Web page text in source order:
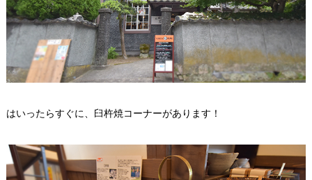
はいったらすぐに、臼杵焼コーナーがあります！